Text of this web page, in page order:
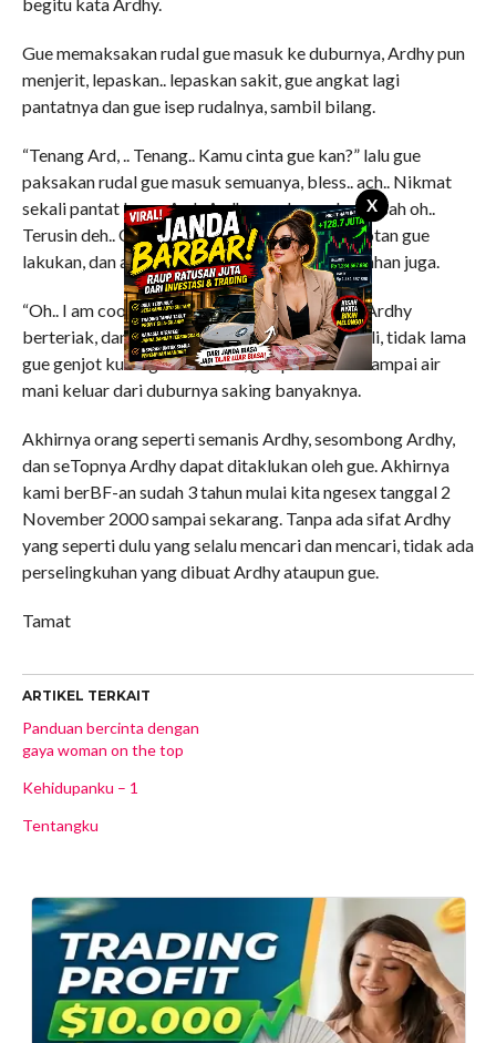
X
Gue memaksakan rudal gue masuk ke duburnya, Ardhy pun
menjerit, lepaskan.. lepaskan sakit, gue angkat lagi
pantatnya dan gue isep rudalnya, sambil bilang.
“Tenang Ard, .. Tenang.. Kamu cinta gue kan?” lalu gue
paksakan rudal gue masuk semuanya, bless.. ach.. Nikmat
sekali pantat kamu Ard.. Ardhy pun hanya berdesah oh..
Terusin deh.. Oke deh Ard, genjotan demi genjotan gue
lakukan, dan akhirnya Ardhy enggak bisa menahan juga.
“Oh.. I am coomiing.. Oh my god, u r mu love. ” Ardhy
berteriak, dan air maninya sangat banyak sekali, tidak lama
gue genjot kurang lebih 5 kali, gue pun keluar sampai air
mani keluar dari duburnya saking banyaknya.
Akhirnya orang seperti semanis Ardhy, sesombong Ardhy,
dan seTopnya Ardhy dapat ditaklukan oleh gue. Akhirnya
kami berBF-an sudah 3 tahun mulai kita ngesex tanggal 2
November 2000 sampai sekarang. Tanpa ada sifat Ardhy
yang seperti dulu yang selalu mencari dan mencari, tidak ada
perselingkuhan yang dibuat Ardhy ataupun gue.
Tamat
ARTIKEL TERKAIT
Panduan bercinta dengan
gaya woman on the top
Kehidupanku – 1
Tentangku